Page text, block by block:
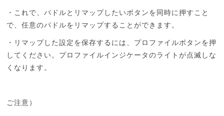
・これで、パドルとリマップしたいボタンを同時に押すこと
で、任意のパドルをリマップすることができます。
・リマップした設定を保存するには、プロファイルボタンを押
してください。プロファイルインジケータのライトが点滅しな
くなります。
ご注意）